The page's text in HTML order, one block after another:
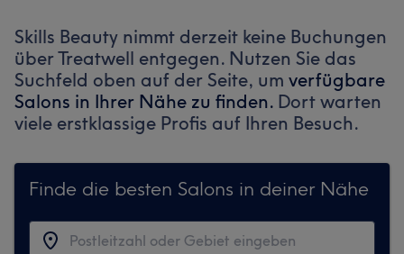
Skills Beauty nimmt derzeit keine Buchungen
über Treatwell entgegen. Nutzen Sie das
Suchfeld oben auf der Seite, um verfügbare
Salons in Ihrer Nähe zu finden. Dort warten
viele erstklassige Profis auf Ihren Besuch.
Finde die besten Salons in deiner Nähe